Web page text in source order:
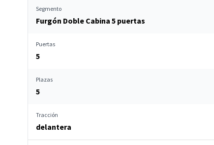
Segmento
Furgón Doble Cabina 5 puertas
Puertas
5
Plazas
5
Tracción
delantera